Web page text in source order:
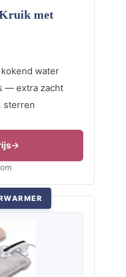
met
water
— extra zacht
sterren